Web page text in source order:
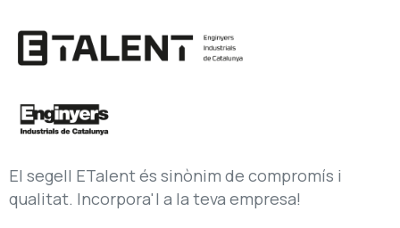
El segell ETalent és sinònim de compromís i
qualitat. Incorpora'l a la teva empresa!